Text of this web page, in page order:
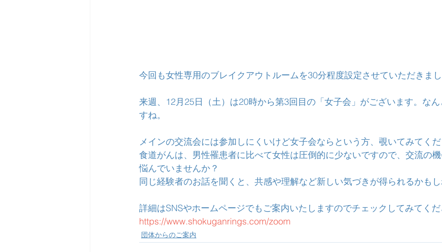
今回も女性専用のブレイクアウトルームを30分程度設定させていただきま
来週、12月25日（土）は20時から第3回目の「女子会」がございます。な
すね。
メインの交流会には参加しにくいけど女子会ならという方、覗いてみてく
食道がんは、男性罹患者に比べて女性は圧倒的に少ないですので、交流の
悩んでいませんか？
同じ経験者のお話を聞くと、共感や理解など新しい気づきが得られるかも
詳細はSNSやホームページでもご案内いたしますのでチェックしてみて
https://www.shokuganrings.com/zoom
団体からのご案内